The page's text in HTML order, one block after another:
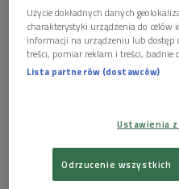
Wójcińskiego. Duet - poprzez
odwzorowuje w swoich
ludzkiego życia.
Użycie dokładnych danych
charakterystyki urządzenia do
informacji na urządzeniu lub dostęp
treści, pomiar reklam i treści, badnie
Lista partnerów (dostawców)
Ustawienia
Odrzucenie wszystkich